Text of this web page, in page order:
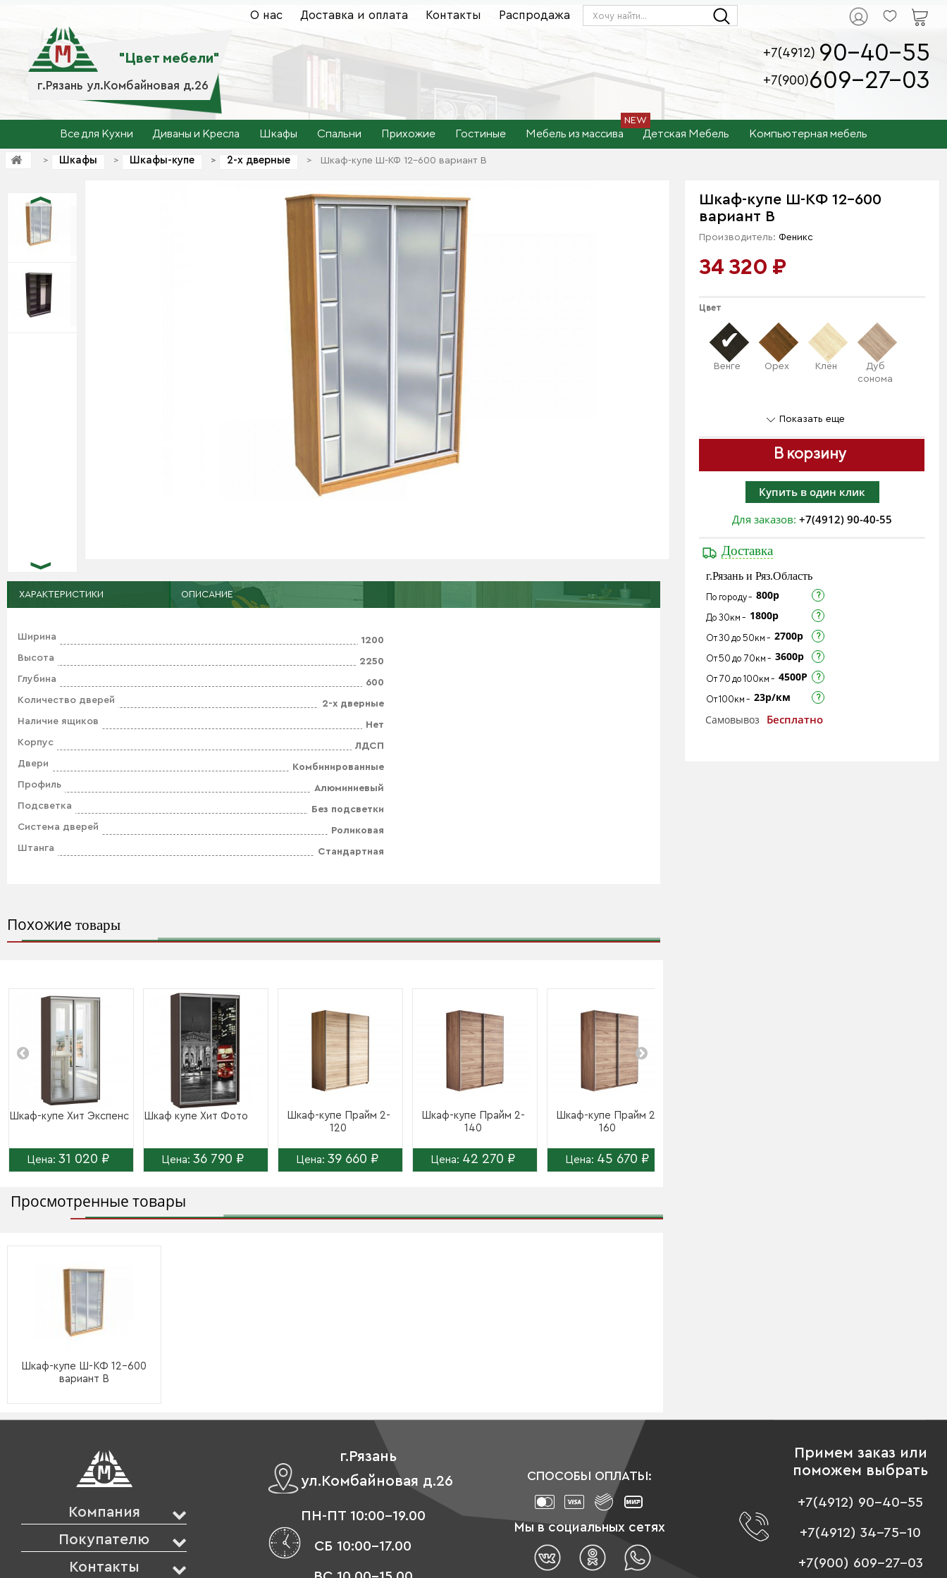
г.Рязань ул.Комбайновая д.26
"Цвет мебели"
О нас Доставка и оплата Контакты Распродажа
+7(4912) 90-40-55
+7(900)609-27-03
Все для Кухни Диваны и Кресла Шкафы Спальни Прихожие Гостиные Мебель из массива Детская Мебель Компьютерная мебель
> Шкафы > Шкафы-купе >
> 2-х дверные > Шкаф-купе Ш-КФ 12-600 вариант B
Шкаф-купе Ш-КФ 12-600
вариант B
Производитель: Феникс
34 320 ₽
В корзину
Купить в один клик
Цвет
Венге Орех Клён
Дуб
сонома
Показать еще
Для заказов:+7(4912) 90-40-55
Доставка
г.Рязань и Ряз.Область
По городу - 800р
До 30км - 1800р
От 30 до 50км - 2700р
От 50 до 70км - 3600р
От 70 до 100км - 4500Р
От 100км - 23р/км
Самовывоз
Бесплатно
ХАРАКТЕРИСТИКИ ОПИСАНИЕ
Ширина
1200
Высота
2250
Глубина
600
Количество дверей
2-х дверные
Наличие ящиков
Нет
Корпус
ЛДСП
Двери
Комбинированные
Профиль
Алюминиевый
Подсветка
Без подсветки
Система дверей
Роликовая
Штанга
Стандартная
Похожие товары
Шкаф-купе Хит Экспенс
Цена: 31 020 ₽
Шкаф купе Хит Фото
Цена: 36 790 ₽
Шкаф-купе Прайм 2-
120
Цена: 39 660 ₽
Шкаф-купе Прайм 2-
140
Цена: 42 270 ₽
Шкаф-купе Прайм 2-
160
Цена: 45 670 ₽
Просмотренные товары
Шкаф-купе Ш-КФ 12-600
вариант B
Компания
Покупателю
Контакты
г.Рязань
ул.Комбайновая д.26
ПН-ПТ 10:00-19.00
СБ 10:00-17.00
СПОСОБЫ ОПЛАТЫ:
Мы в социальных сетях
Примем заказ или
поможем выбрать
+7(4912) 90-40-55
+7(4912) 34-75-10
+7(900) 609-27-03